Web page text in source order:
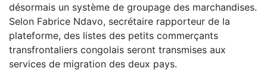
désormais un système de groupage des marchandises.
Selon Fabrice Ndavo, secrétaire rapporteur de la
plateforme, des listes des petits commerçants
transfrontaliers congolais seront transmises aux
services de migration des deux pays.